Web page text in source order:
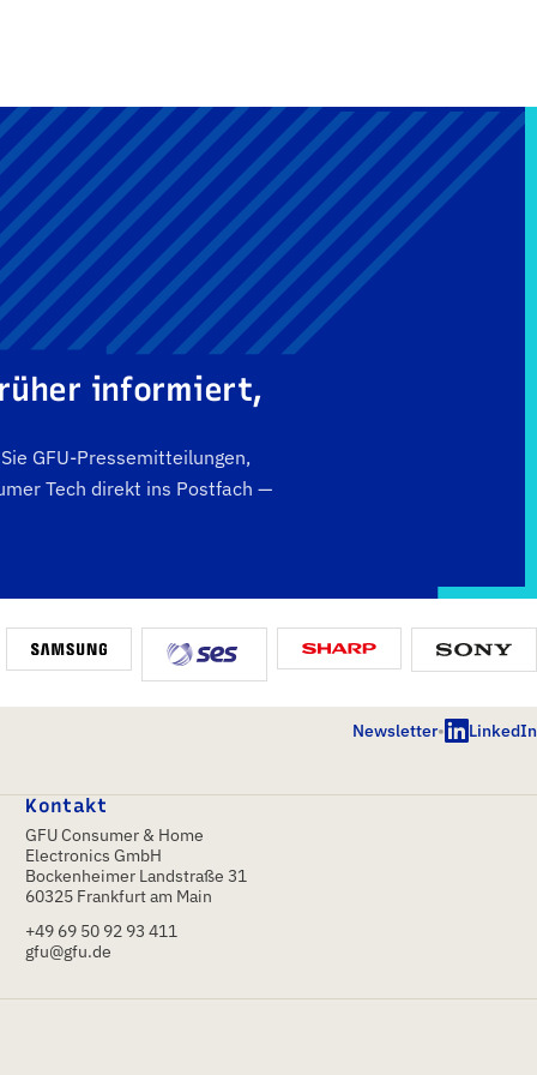
informiert,
GFU-Pressemitteilungen,
Tech direkt ins Postfach —
Newsletter• LinkedIn
Kontakt
GFU Consumer & Home
Electronics GmbH
Bockenheimer Landstraße 31
60325 Frankfurt am Main
+49 69 50 92 93 411
gfu@gfu.de